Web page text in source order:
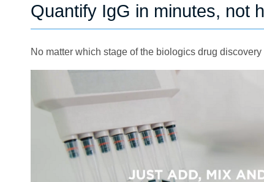
Quantify IgG in minutes, not
No matter which stage of the biologics drug